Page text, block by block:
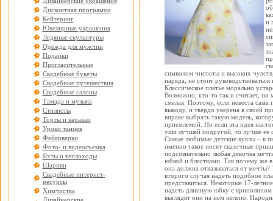
Дисконтная программа
Кейтеринг
Ювелирные украшения
Ледяные скульптуры
Одежда для мужчин
Подарки
Пригласительные
Свадебные букеты
Свадебные путешествия
Свадебные салоны
Тамада и музыка
Стилисты
Торты и караваи
Уроки танцев
Фейерверки
Фото- и видеосъемка
Яхты и теплоходы
Шарики
Свадебные интернет-
ресурсы
Химчистка
и
символом чистоты и высоких
наряда, не стоит
Классическое платье морально
Возможно, кто-то так и считает, но
смелая. Поэтому, если невеста сама
выводу, и твердо уверена в своей
вправе выбрать такую модель,
приемлемой. Но если эта идея
уши лучшей подругой, то лучше ее
Самые любимые детские куклы – в
именно такое носят сказочные
подсознательно любая девочка
юбкой и блестками. Так почему же
она должна отказываться от мечты?
второго случая надеть подобное
представиться. Некоторые 17-
надеть длинную юбку с
выглядят они на нем нелепо.